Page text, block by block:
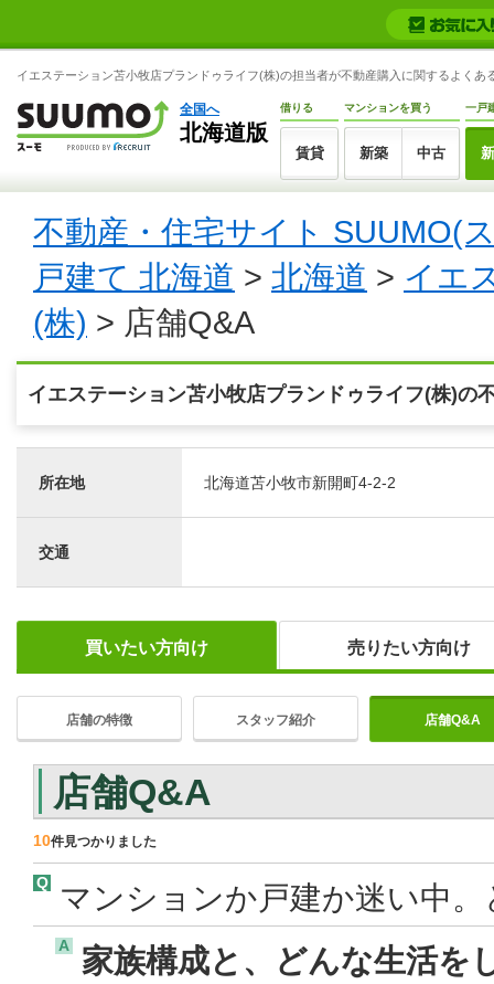
イエステーション苫小牧店プランドゥライフ(株)の担当者が不動産購入に関するよく
全国へ
北海道版
借りる
賃貸
マンションを買う
新築 中古
一戸
不動産・住宅サイト SUUMO(
戸建て 北海道 > 北海道 > イエ
(株) > 店舗Q&A
イエステーション苫小牧店プランドゥライフ(株)の
所在地 北海道苫小牧市新開町4-2-2
交通
買いたい方向け 売りたい方向け
店舗の特徴 スタッフ紹介 店舗Q&A
店舗Q&A
10件見つかりました
Q マンションか戸建か迷い中
A
家族構成と、どんな生活を